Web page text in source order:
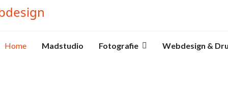
Home Madstudio Fotografie Webdesign &